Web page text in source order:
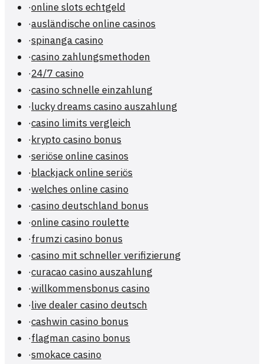
·online slots echtgeld
·ausländische online casinos
·spinanga casino
·casino zahlungsmethoden
·24/7 casino
·casino schnelle einzahlung
·lucky dreams casino auszahlung
·casino limits vergleich
·krypto casino bonus
·seriöse online casinos
·blackjack online seriös
·welches online casino
·casino deutschland bonus
·online casino roulette
·frumzi casino bonus
·casino mit schneller verifizierung
·curacao casino auszahlung
·willkommensbonus casino
·live dealer casino deutsch
·cashwin casino bonus
·flagman casino bonus
·smokace casino